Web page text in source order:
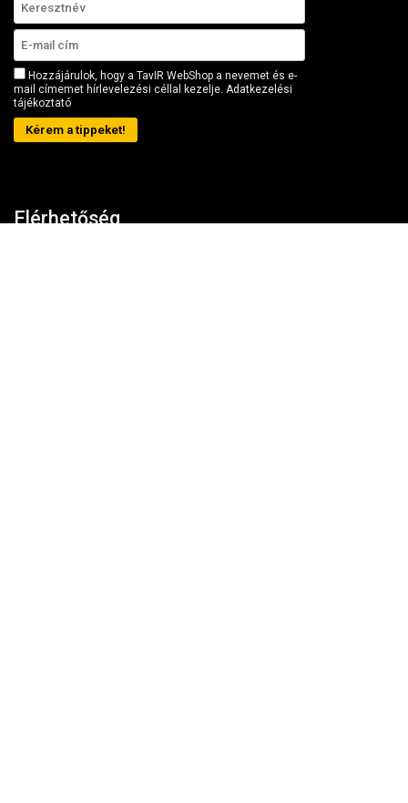
Hozzájárulok, hogy a TavIR WebShop a nevemet és e-
mail címemet hírlevelezési céllal kezelje. Adatkezelési
tájékoztató
Kérem a tippeket!
Elérhetőség